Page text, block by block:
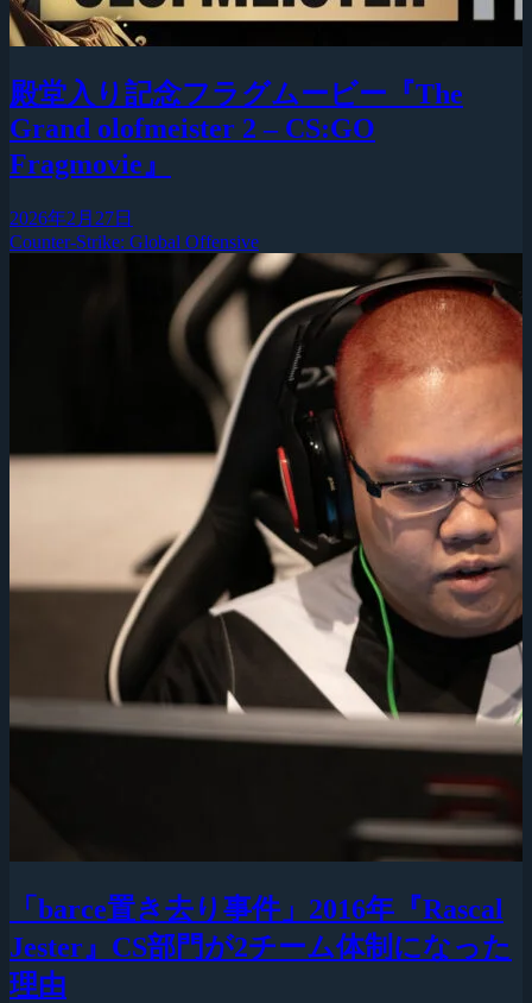
殿堂入り記念フラグムービー『The
Grand olofmeister 2 – CS:GO
Fragmovie』
2026年2月27日
Counter-Strike: Global Offensive
「barce置き去り事件」2016年『Rascal
Jester』CS部門が2チーム体制になった
理由